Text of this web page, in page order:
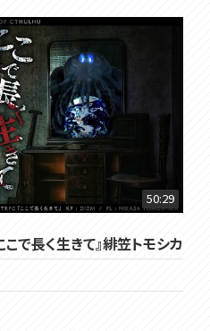
50:29
で長く生きて』緋笠トモシカ